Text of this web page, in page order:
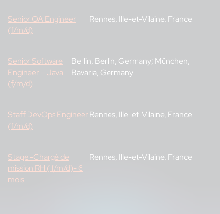
Senior QA Engineer
(f/m/d)
Rennes, Ille-et-Vilaine, France
Senior Software
Engineer – Java
(f/m/d)
Berlin, Berlin, Germany; München,
Bavaria, Germany
Staff DevOps Engineer
(f/m/d)
Rennes, Ille-et-Vilaine, France
Stage -Chargé de
mission RH ( f/m/d)- 6
mois
Rennes, Ille-et-Vilaine, France